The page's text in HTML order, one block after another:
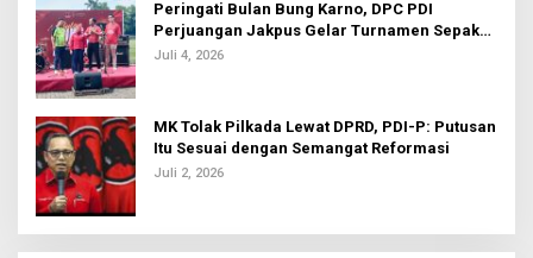
Peringati Bulan Bung Karno, DPC PDI
Perjuangan Jakpus Gelar Turnamen Sepak
Bola U-20
Juli 4, 2026
MK Tolak Pilkada Lewat DPRD, PDI-P: Putusan
Itu Sesuai dengan Semangat Reformasi
Juli 2, 2026